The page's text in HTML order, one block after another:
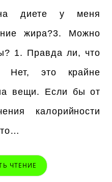
диете у меня
жира?3. Можно
1. Правда ли, что
Нет, это крайне
вещи. Если бы от
калорийности
ЧТЕНИЕ